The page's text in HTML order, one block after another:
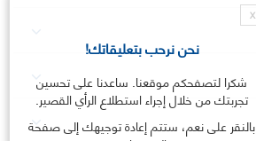
X
نحن نرحب بتعليقاتك!
شكرا لتصفحكم موقعنا. ساعدنا على تحسين
تجربتك من خلال إجراء استطلاع الرأي القصير.
بالنقر على نعم، ستتم إعادة توجيهك إلى صفحة